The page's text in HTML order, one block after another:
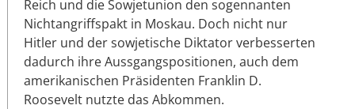
Reich und die Sowjetunion den sogennanten
Nichtangriffspakt in Moskau. Doch nicht nur
Hitler und der sowjetische Diktator verbesserten
dadurch ihre Aussgangspositionen, auch dem
amerikanischen Präsidenten Franklin D.
Roosevelt nutzte das Abkommen.